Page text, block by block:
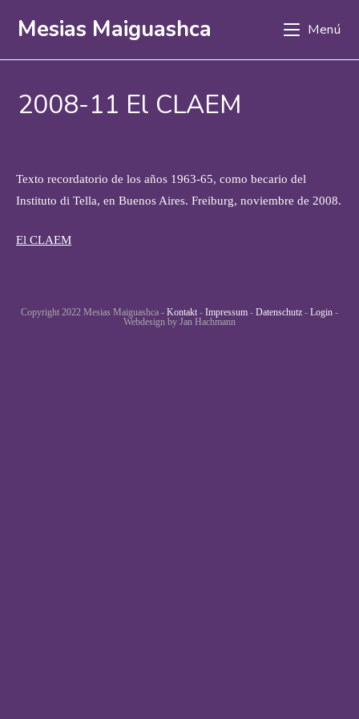
Mesias Maiguashca Menú
2008-11 El CLAEM
Texto recordatorio de los años 1963-65, como becario del
Instituto di Tella, en Buenos Aires. Freiburg, noviembre de 2008.
El CLAEM
Copyright 2022 Mesias Maiguashca - Kontakt - Impressum - Datenschutz - Login -
Webdesign by Jan Hachmann